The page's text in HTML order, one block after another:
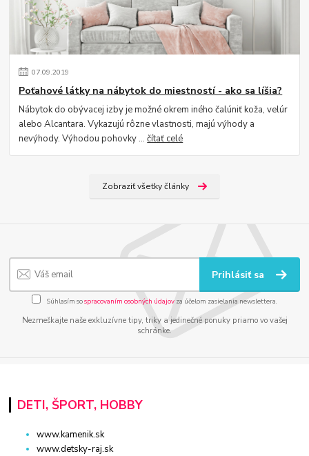
07.09.2019
Poťahové látky na nábytok do miestností - ako sa líšia?
Nábytok do obývacej izby je možné okrem iného čalúniť koža, velúr
alebo Alcantara. Vykazujú rôzne vlastnosti, majú výhody a
nevýhody. Výhodou pohovky ...čítať celé
Zobraziť všetky články
Prihlásiť sa
Súhlasím sospracovaním osobných údajov za účelom zasielania newslettera.
Nezmeškajte naše exkluzívne tipy, triky a jedinečné ponuky priamo vo vašej
schránke.
DETI, ŠPORT, HOBBY
www.kamenik.sk
www.detsky-raj.sk